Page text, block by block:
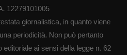
12279101005
giornalistica, in quanto viene
periodicità. Non può pertanto
editoriale ai sensi della legge n. 62